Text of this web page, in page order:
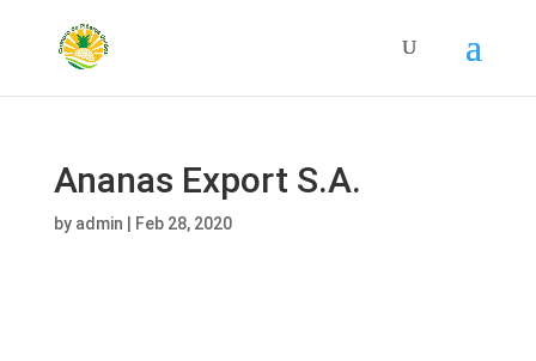
Ananas Export S.A.
by admin Feb 28, 2020